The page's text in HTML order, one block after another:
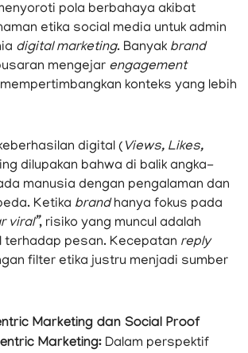
pola berbahaya akibat
etika social media untuk admin
digital marketing. Banyak brand
mengejar engagement
konteks yang lebih
digital ( Views, Likes,
dilupakan bahwa di balik angka-
manusia dengan pengalaman dan
Ketika brandhanya fokus pada
viral” , risiko yang muncul adalah
terhadap pesan. Kecepatan reply
filter etika justru menjadi sumber
Marketing dan Social Proof
Marketing: Dalam perspektif